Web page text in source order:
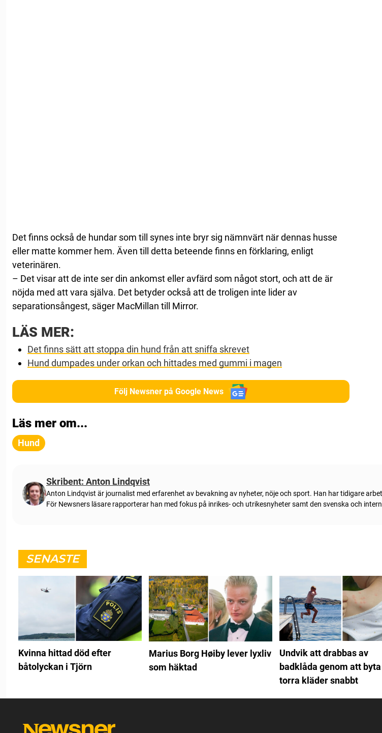
Det finns också de hundar som till synes inte bryr sig nämnvärt när dennas husse
eller matte kommer hem. Även till detta beteende finns en förklaring, enligt
veterinären.
– Det visar att de inte ser din ankomst eller avfärd som något stort, och att de är
nöjda med att vara själva. Det betyder också att de troligen inte lider av
separationsångest, säger MacMillan till Mirror.
LÄS MER:
Det finns sätt att stoppa din hund från att sniffa skrevet
Hund dumpades under orkan och hittades med gummi i magen
Följ Newsner på Google News
Läs mer om...
Hund
Skribent: Anton Lindqvist
Anton Lindqvist är journalist med erfarenhet av bevakning av nyheter, nöje och sport. Han har tidigare
För Newsners läsare rapporterar han med fokus på inrikes- och utrikesnyheter samt den svenska och
SENASTE
Kvinna hittad död efter
båtolyckan i Tjörn
Marius Borg Høiby lever lyxliv
som häktad
Undvik att drabbas av
badklåda genom att byta
torra kläder snabbt